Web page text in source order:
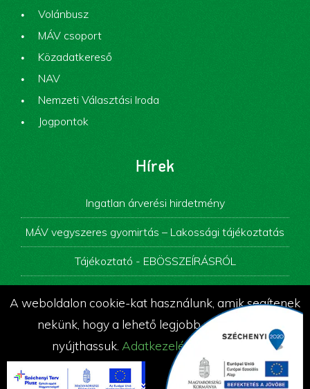
Volánbusz
MÁV csoport
Közadatkereső
NAV
Nemzeti Választási Iroda
Jogpontok
Hírek
Ingatlan árverési hirdetmény
MÁV vegyszeres gyomirtás – Lakossági tájékoztatás
Tájékoztató - EBÖSSZEÍRÁSRÓL
Álláspályázati felhívás
© Az oldalt készítette és üzemelteti a
A weboldalon cookie-kat használunk, amik segítenek
nekünk, hogy a lehető legjobb szolgáltatást
nyújthassuk. Adatkezelési tájékoztató
OK